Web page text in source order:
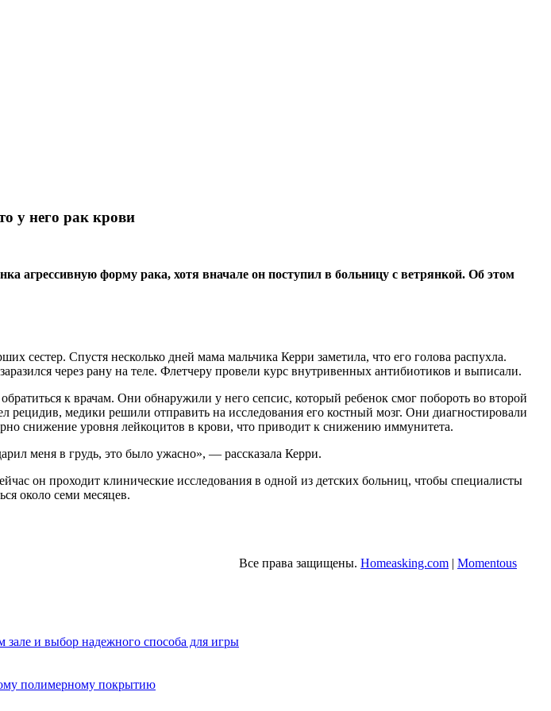
у него рак крови
агрессивную форму рака, хотя вначале он поступил в больницу с ветрянкой. Об этом
сестер. Спустя несколько дней мама мальчика Керри заметила, что его голова распухла.
через рану на теле. Флетчеру провели курс внутривенных антибиотиков и выписали.
к врачам. Они обнаружили у него сепсис, который ребенок смог побороть во второй
медики решили отправить на исследования его костный мозг. Они диагностировали
снижение уровня лейкоцитов в крови, что приводит к снижению иммунитета.
меня в грудь, это было ужасно», — рассказала Керри.
он проходит клинические исследования в одной из детских больниц, чтобы специалисты
около семи месяцев.
зале и выбор надежного способа для игры
полимерному покрытию
Все права защищены. Homeasking.com | Momentous